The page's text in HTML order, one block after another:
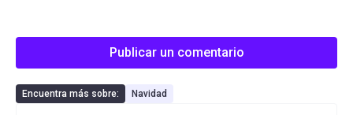
Publicar un comentario
Encuentra más sobre: Navidad